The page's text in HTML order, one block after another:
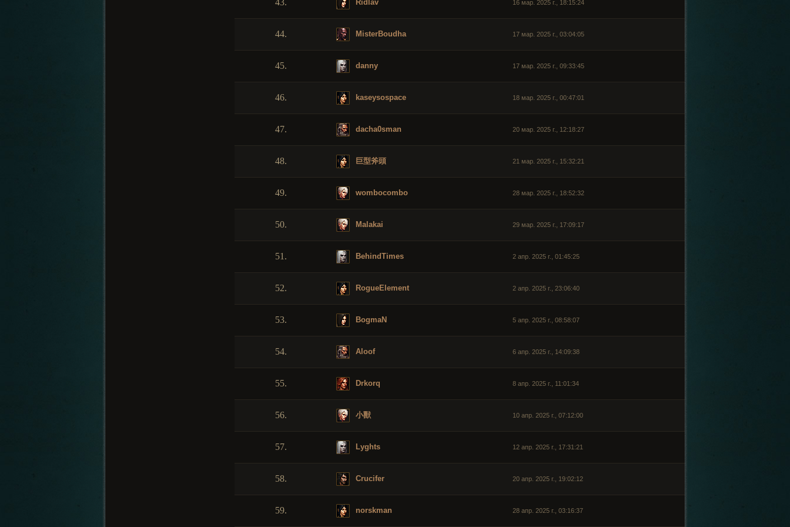
43. Ridlav 16 мар. 2025 г., 18:15:24
44. MisterBoudha 17 мар. 2025 г., 03:04:05
45. danny 17 мар. 2025 г., 09:33:45
46. kaseysospace 18 мар. 2025 г., 00:47:01
47. dacha0sman 20 мар. 2025 г., 12:18:27
48. 巨型斧頭 21 мар. 2025 г., 15:32:21
49. wombocombo 28 мар. 2025 г., 18:52:32
50. Malakai 29 мар. 2025 г., 17:09:17
51. BehindTimes 2 апр. 2025 г., 01:45:25
52. RogueElement 2 апр. 2025 г., 23:06:40
53. BogmaN 5 апр. 2025 г., 08:58:07
54. Aloof 6 апр. 2025 г., 14:09:38
55. Drkorq 8 апр. 2025 г., 11:01:34
56. 小獸 10 апр. 2025 г., 07:12:00
57. Lyghts 12 апр. 2025 г., 17:31:21
58. Crucifer 20 апр. 2025 г., 19:02:12
59. norskman 28 апр. 2025 г., 03:16:37